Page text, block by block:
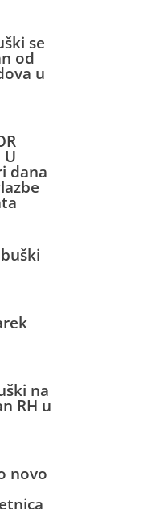
se
od
u
U
dana
na
RH u
novo